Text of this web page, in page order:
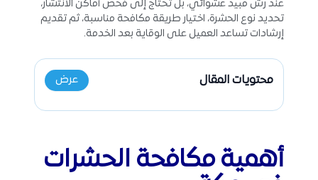
عند رش مبيد عشوائي، بل تحتاج إلى فحص أماكن الانتشار،
تحديد نوع الحشرة، اختيار طريقة مكافحة مناسبة، ثم تقديم
إرشادات تساعد العميل على الوقاية بعد الخدمة.
محتويات المقال عرض
أهميةمكافحة الحشرات